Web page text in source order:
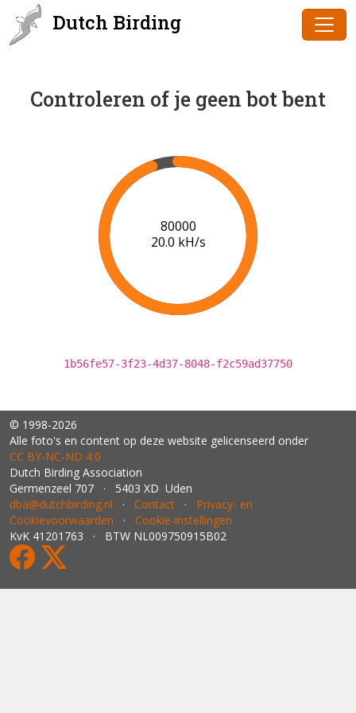
Dutch Birding
Controleren of je geen bot bent
82000
19.8 kH/s
1b56fe57-3f23-4d37-8048-f2c59ad37750
© 1998-2026
Alle foto's en content op deze website gelicenseerd onder
CC BY‑NC‑ND 4.0
Dutch Birding Association
Germenzeel 707 · 5403 XD Uden
dba@dutchbirding.nl · Contact · Privacy- en
Cookievoorwaarden · Cookie-instellingen
KvK 41201763 · BTW NL009750915B02